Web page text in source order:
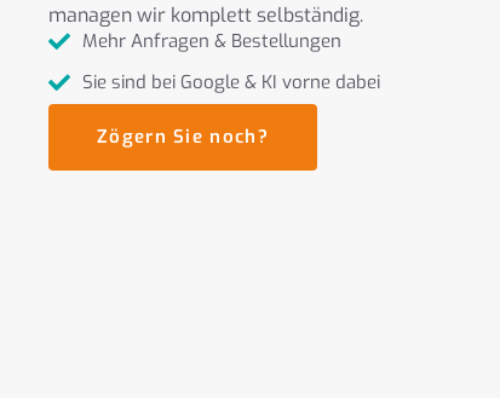
managen wir komplett selbständig.
Mehr Anfragen & Bestellungen
Sie sind bei Google & KI vorne dabei
Zögern Sie noch?